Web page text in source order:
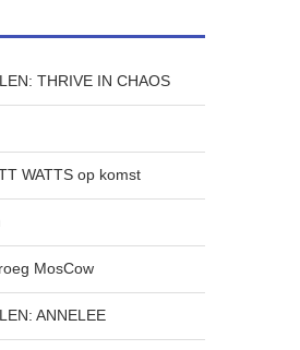
THRIVE IN CHAOS
WATTS op komst
MosCow
ANNELEE